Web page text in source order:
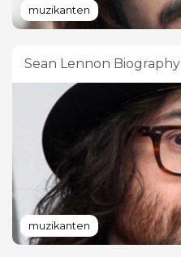
muzikanten
Sean Lennon Biography
muzikanten